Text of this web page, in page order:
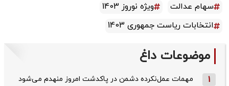
سهام عدالت
ویژه نوروز 1403
انتخابات ریاست جمهوری 1403
موضوعات داغ
1 مهمات عمل‌نکرده دشمن در پاکدشت امروز منهدم می‌شود